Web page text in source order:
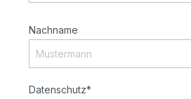
Nachname
Datenschutz*